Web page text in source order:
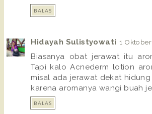
BALAS
Hidayah Sulistyowati 1
Biasanya obat jerawat itu
Tapi kalo Acnederm lotion
misal ada jerawat dekat
karena aromanya wangi buah
BALAS